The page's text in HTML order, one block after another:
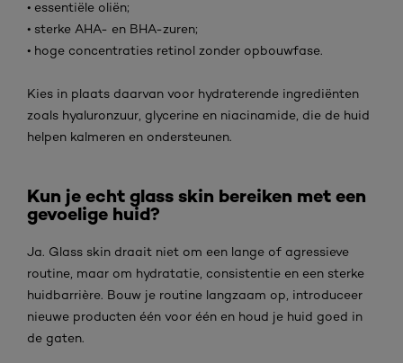
• essentiële oliën;
• sterke AHA- en BHA-zuren;
• hoge concentraties retinol zonder opbouwfase.
Kies in plaats daarvan voor hydraterende ingrediënten
zoals hyaluronzuur, glycerine en niacinamide, die de huid
helpen kalmeren en ondersteunen.
Kun je echt glass skin bereiken met een
gevoelige huid?
Ja. Glass skin draait niet om een lange of agressieve
routine, maar om hydratatie, consistentie en een sterke
huidbarrière. Bouw je routine langzaam op, introduceer
nieuwe producten één voor één en houd je huid goed in
de gaten.